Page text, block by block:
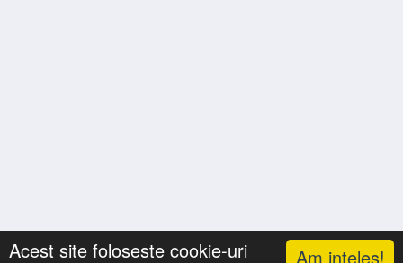
Am inteles!
Acest site foloseste cookie-uri